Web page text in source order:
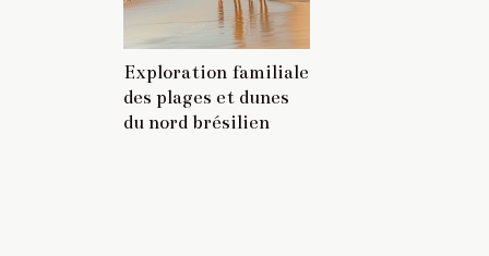
Exploration familiale
des plages et dunes
du nord brésilien